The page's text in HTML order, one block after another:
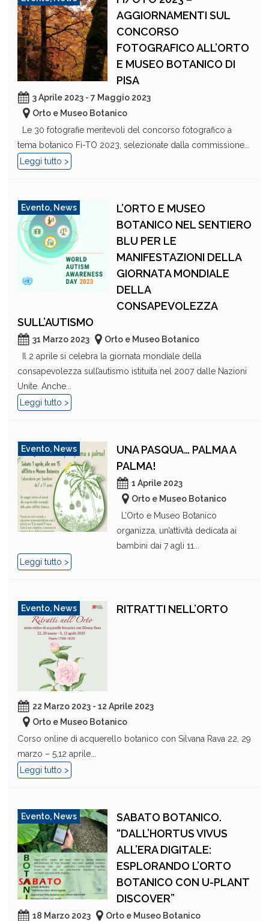
AGGIORNAMENTI SUL
CONCORSO
FOTOGRAFICO ALL’ORTO
E MUSEO BOTANICO DI
PISA
3 Aprile 2023 - 7 Maggio 2023
Orto e Museo Botanico
Le 30 fotografie meritevoli del concorso fotografico a
tema botanico Fi-TO 2023, selezionate dalla commissione...
Leggi tutto >
Evento, News
L’ORTO E MUSEO
BOTANICO NEL SENTIERO
BLU PER LE
MANIFESTAZIONI DELLA
GIORNATA MONDIALE
DELLA
CONSAPEVOLEZZA
SULL’AUTISMO
31 Marzo 2023
Orto e Museo Botanico
Il 2 aprile si celebra la giornata mondiale della
consapevolezza sull’autismo istituita nel 2007 dalle Nazioni
Unite. Anche...
Leggi tutto >
Evento, News
UNA PASQUA… PALMA A
PALMA!
1 Aprile 2023
Orto e Museo Botanico
L’Orto e Museo Botanico
organizza, un’attività dedicata ai
bambini dai 7 agli 11...
Leggi tutto >
Evento, News RITRATTI NELL’ORTO
22 Marzo 2023 - 12 Aprile 2023
Orto e Museo Botanico
Corso online di acquerello botanico con Silvana Rava 22, 29
marzo – 5,12 aprile...
Leggi tutto >
Evento, News
SABATO BOTANICO.
“DALL’HORTUS VIVUS
ALL’ERA DIGITALE:
ESPLORANDO L’ORTO
BOTANICO CON U-PLANT
DISCOVER”
18 Marzo 2023
Orto e Museo Botanico